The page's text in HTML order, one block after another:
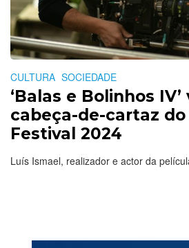
CULTURA SOCIEDADE
‘Balas e Bolinhos
cabeça-de-cartaz
Festival 2024
Luís Ismael, realizador e actor da